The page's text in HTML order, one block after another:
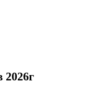
2026г